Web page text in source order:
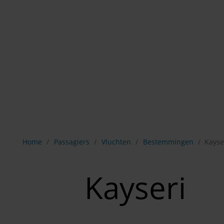
Home Passagiers Vluchten Bestemmingen
Kayseri